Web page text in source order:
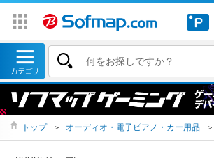
トップ ＞ オーディオ・電子ピアノ・カー用品 ＞